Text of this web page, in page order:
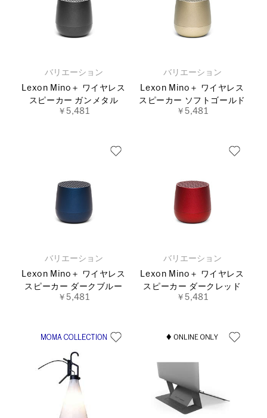
バリエーション
Lexon Mino＋ ワイヤレス
スピーカー ガンメタル
￥5,481
バリエーション
Lexon Mino＋ ワイヤレス
スピーカー ソフトゴールド
￥5,481
バリエーション
Lexon Mino＋ ワイヤレス
スピーカー ダークブルー
￥5,481
バリエーション
Lexon Mino＋ ワイヤレス
スピーカー ダークレッド
￥5,481